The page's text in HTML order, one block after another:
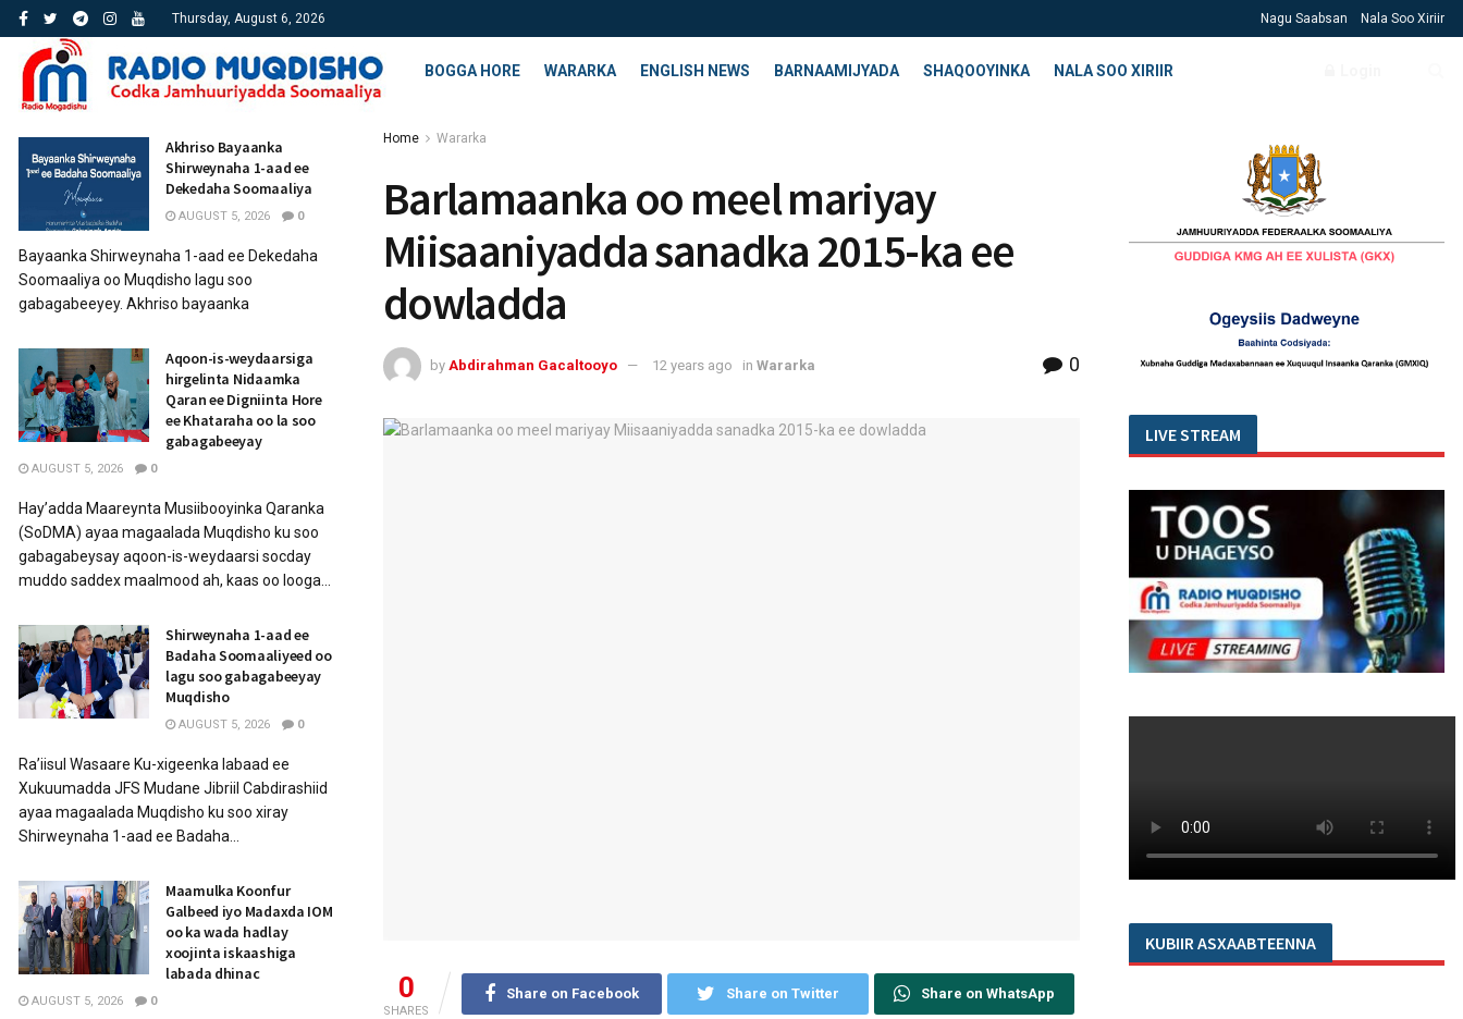
Thursday, August 6, 2026 Nagu Saabsan Nala Soo Xiriir
BOGGA HORE WARARKA ENGLISH NEWS BARNAAMIJYADA SHAQOOYINKA NALA SOO XIRIIR
Home Wararka
Barlamaanka oo meel mariyay
Miisaaniyadda sanadka 2015-ka ee
dowladda
by Abdirahman Gacaltooyo 12 years ago in Wararka 0
0
SHARES
Share on Facebook Share on Twitter Share on WhatsApp
Akhriso Bayaanka
Shirweynaha 1-aad ee
Dekedaha Soomaaliya
AUGUST 5, 2026 0
Bayaanka Shirweynaha 1-aad ee Dekedaha
Soomaaliya oo Muqdisho lagu soo
gabagabeeyey. Akhriso bayaanka
Aqoon-is-weydaarsiga
hirgelinta Nidaamka
Qaran ee Digniinta Hore
ee Khataraha oo la soo
gabagabeeyay
AUGUST 5, 2026 0
Hay’adda Maareynta Musiibooyinka Qaranka
(SoDMA) ayaa magaalada Muqdisho ku soo
gabagabeysay aqoon-is-weydaarsi socday
muddo saddex maalmood ah, kaas oo looga...
Shirweynaha 1-aad ee
Badaha Soomaaliyeed oo
lagu soo gabagabeeyay
Muqdisho
AUGUST 5, 2026 0
Ra’iisul Wasaare Ku-xigeenka labaad ee
Xukuumadda JFS Mudane Jibriil Cabdirashiid
ayaa magaalada Muqdisho ku soo xiray
Shirweynaha 1-aad ee Badaha...
Maamulka Koonfur
Galbeed iyo Madaxda IOM
oo ka wada hadlay
xoojinta iskaashiga
labada dhinac
AUGUST 5, 2026 0
LIVE STREAM
KUBIIR ASXAABTEENNA